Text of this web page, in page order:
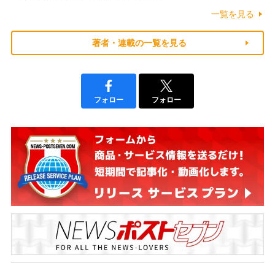
一覧を見る
著者・連載の一覧を見る
フォロー フォロー